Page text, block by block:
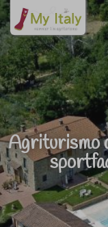
Agriturismo